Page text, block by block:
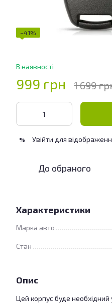
−41%
В наявності
999 грн 1 699
% Увійти для
До обраного
Характеристики
Марка авто
Стан
Опис
Цей корпус буде необхідний